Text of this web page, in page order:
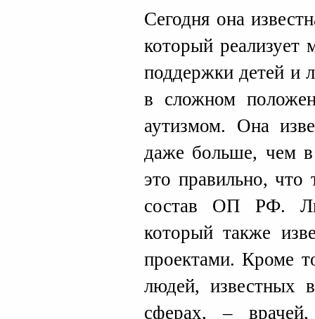
Сегодня она
который реализует
поддержки детей и
в сложном
аутизмом. Она
даже больше, чем в
это правильно,
состав ОП РФ.
который также
проектами. Кроме
людей, известных
сферах, – врачей,